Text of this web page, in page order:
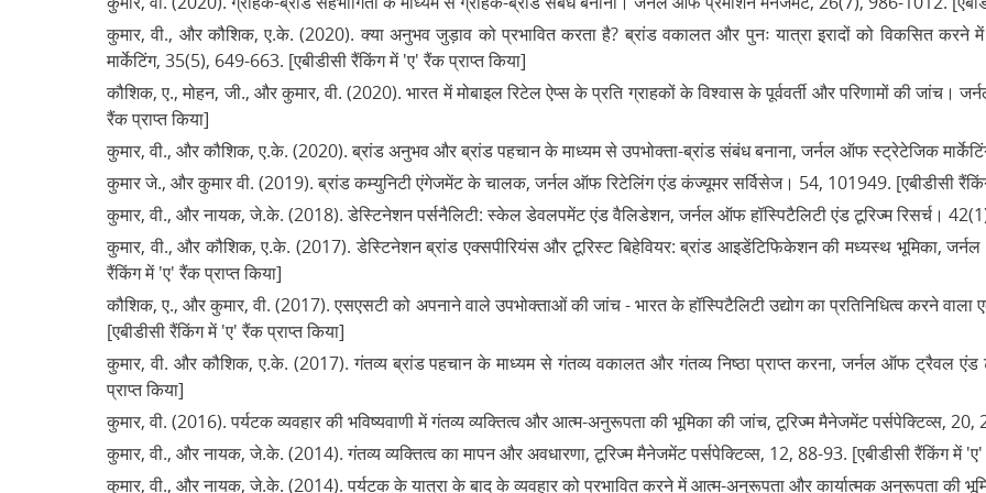
कुमार, वी., और कौशिक, ए.के. (2020). क्या अनुभव जुड़ाव को प्रभावित करता है? ब्रांड वकालत और पुनः यात्रा इरादों को विकसित
मार्केटिंग, 35(5), 649-663. [एबीडीसी रैंकिंग में 'ए' रैंक प्राप्त किया]
कौशिक, ए., मोहन, जी., और कुमार, वी. (2020). भारत में मोबाइल रिटेल ऐप्स के प्रति ग्राहकों के विश्वास के पूर्ववर्ती और परिणामों की जांच।
रैंक प्राप्त किया]
कुमार, वी., और कौशिक, ए.के. (2020). ब्रांड अनुभव और ब्रांड पहचान के माध्यम से उपभोक्ता-ब्रांड संबंध बनाना, जर्नल ऑफ स्ट्रेटेजिक
कुमार जे., और कुमार वी. (2019). ब्रांड कम्युनिटी एंगेजमेंट के चालक, जर्नल ऑफ रिटेलिंग एंड कंज्यूमर सर्विसेज। 54, 101949. [एबीडीसी
कुमार, वी., और नायक, जे.के. (2018). डेस्टिनेशन पर्सनैलिटी: स्केल डेवलपमेंट एंड वैलिडेशन, जर्नल ऑफ हॉस्पिटैलिटी एंड टूरिज्म रिसर्च।
कुमार, वी., और कौशिक, ए.के. (2017). डेस्टिनेशन ब्रांड एक्सपीरियंस और टूरिस्ट बिहेवियर: ब्रांड आइडेंटिफिकेशन की मध्यस्थ भूमिका,
रैंकिंग में 'ए' रैंक प्राप्त किया]
कौशिक, ए., और कुमार, वी. (2017). एसएसटी को अपनाने वाले उपभोक्ताओं की जांच - भारत के हॉस्पिटैलिटी उद्योग का प्रतिनिधित्व करने
[एबीडीसी रैंकिंग में 'ए' रैंक प्राप्त किया]
कुमार, वी. और कौशिक, ए.के. (2017). गंतव्य ब्रांड पहचान के माध्यम से गंतव्य वकालत और गंतव्य निष्ठा प्राप्त करना, जर्नल ऑफ ट्रैवल एंड
प्राप्त किया]
कुमार, वी. (2016). पर्यटक व्यवहार की भविष्यवाणी में गंतव्य व्यक्तित्व और आत्म-अनुरूपता की भूमिका की जांच, टूरिज्म मैनेजमेंट पर्सपेक्टिव्स,
कुमार, वी., और नायक, जे.के. (2014). गंतव्य व्यक्तित्व का मापन और अवधारणा, टूरिज्म मैनेजमेंट पर्सपेक्टिव्स, 12, 88-93. [एबीडीसी रैंकिंग में 'ए'
कुमार, वी., और नायक, जे.के. (2014). पर्यटक के यात्रा के बाद के व्यवहार को प्रभावित करने में आत्म-अनुरूपता और कार्यात्मक अनुरूपता की